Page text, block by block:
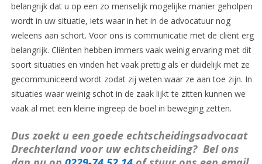
belangrijk dat u op een zo menselijk mogelijke manier geholpen
wordt in uw situatie, iets waar in het in de advocatuur nog
weleens aan schort. Voor ons is communicatie met de cliënt erg
belangrijk. Cliënten hebben immers vaak weinig ervaring met dit
soort situaties en vinden het vaak prettig als er duidelijk met ze
gecommuniceerd wordt zodat zij weten waar ze aan toe zijn. In
situaties waar weinig schot in de zaak lijkt te zitten kunnen we
vaak al met een kleine ingreep de boel in beweging zetten.
Dus zoekt u een goede echtscheidingsadvocaat
Drechterland voor uw echtscheiding? Bel ons